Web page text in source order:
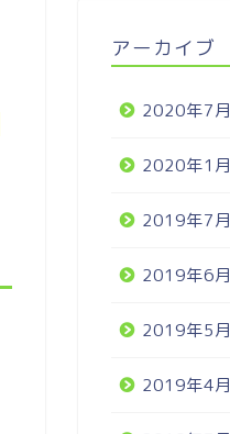
アーカイブ
2020年7月
2020年1月
2019年7月
2019年6月
2019年5月
2019年4月